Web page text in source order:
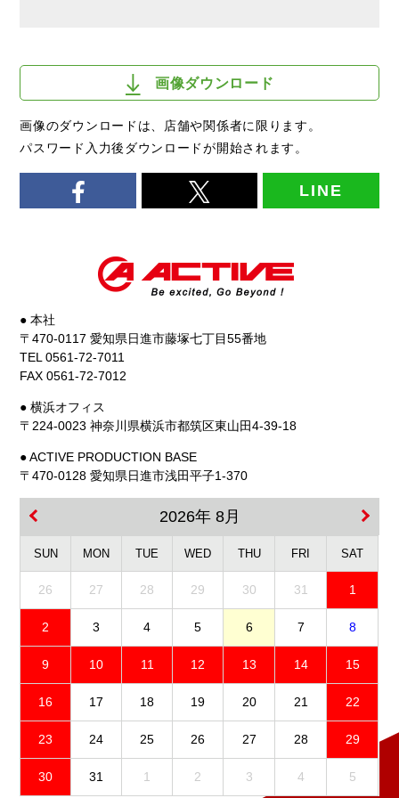
画像ダウンロード
画像のダウンロードは、店舗や関係者に限ります。
パスワード入力後ダウンロードが開始されます。
LINE
● 本社
〒470-0117 愛知県日進市藤塚七丁目55番地
TEL 0561-72-7011
FAX 0561-72-7012
● 横浜オフィス
〒224-0023 神奈川県横浜市都筑区東山田4-39-18
● ACTIVE PRODUCTION BASE
〒470-0128 愛知県日進市浅田平子1-370
2026年 8月
SUN MON TUE WED THU FRI SAT
26 27 28 29 30 31 1
2 3 4 5 6 7 8
9 10 11 12 13 14 15
16 17 18 19 20 21 22
23 24 25 26 27 28 29
30 31 1 2 3 4 5